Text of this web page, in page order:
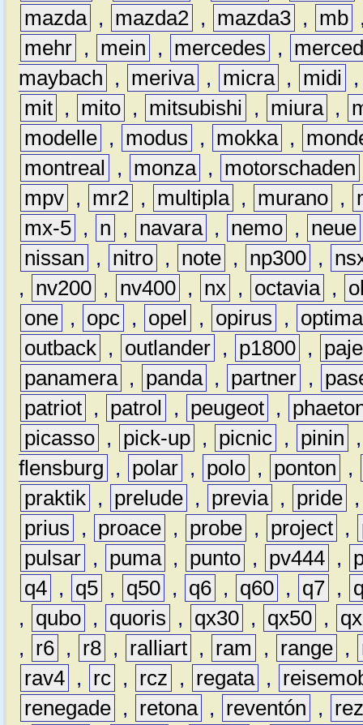
mazda , mazda2 , mazda3 , mb
mehr , mein , mercedes ,
maybach
, meriva , micra , midi
mit , mito , mitsubishi , miura ,
modelle , modus , mokka ,
montreal
, monza , motorschaden
mpv , mr2 , multipla , murano ,
mx-5 , n , navara , nemo , neue
nissan
, nitro , note , np300 ,
,
nv200 , nv400 , nx , octavia ,
one , opc , opel , opirus ,
optima
outback , outlander , p1800 ,
panamera , panda , partner ,
patriot , patrol , peugeot ,
picasso , pick-up , picnic , pinin
flensburg
, polar , polo , ponton
,
praktik , prelude , previa , pride
prius
, proace , probe , project ,
pulsar , puma , punto , pv444 ,
q4 , q5 , q50 , q6 , q60 , q7 ,
,
qubo , quoris , qx30 , qx50 ,
,
r6 , r8 , ralliart , ram , range ,
rav4 , rc , rcz , regata ,
renegade , retona , reventón ,